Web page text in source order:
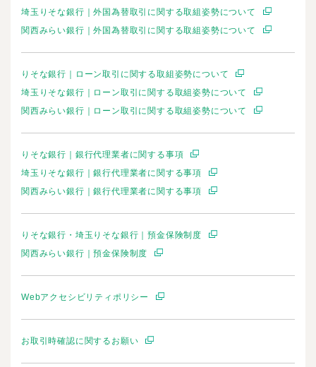
埼玉りそな銀行｜外国為替取引に関する取組姿勢について
関西みらい銀行｜外国為替取引に関する取組姿勢について
りそな銀行｜ローン取引に関する取組姿勢について
埼玉りそな銀行｜ローン取引に関する取組姿勢について
関西みらい銀行｜ローン取引に関する取組姿勢について
りそな銀行｜銀行代理業者に関する事項
埼玉りそな銀行｜銀行代理業者に関する事項
関西みらい銀行｜銀行代理業者に関する事項
りそな銀行・埼玉りそな銀行｜預金保険制度
関西みらい銀行｜預金保険制度
Webアクセシビリティポリシー
お取引時確認に関するお願い